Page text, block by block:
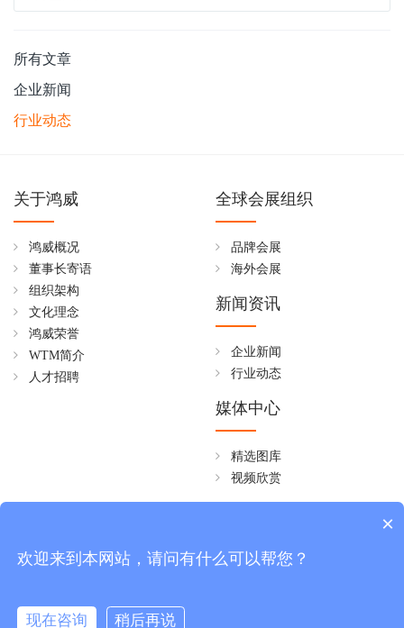
所有文章
企业新闻
行业动态
关于鸿威
鸿威概况
董事长寄语
组织架构
文化理念
鸿威荣誉
WTM简介
人才招聘
全球会展组织
品牌会展
海外会展
新闻资讯
企业新闻
行业动态
媒体中心
精选图库
视频欣赏
周一至周五 08:30~18:00
×
欢迎来到本网站，请问有什么可以帮您？
现在咨询 稍后再说